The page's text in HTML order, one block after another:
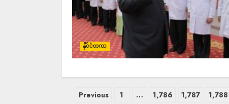
နိုင်ငံတကာ
Previous 1 … 1,786 1,787 1,788